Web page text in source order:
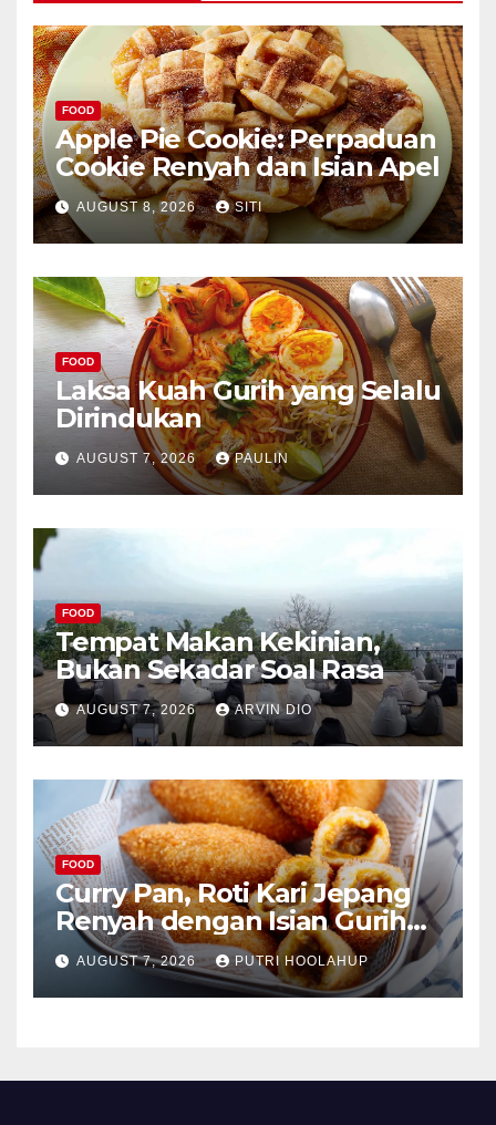
FOOD
Apple Pie Cookie: Perpaduan
Cookie Renyah dan Isian Apel
AUGUST 8, 2026 SITI
FOOD
Laksa Kuah Gurih yang Selalu
Dirindukan
AUGUST 7, 2026 PAULIN
FOOD
Tempat Makan Kekinian,
Bukan Sekadar Soal Rasa
AUGUST 7, 2026 ARVIN DIO
FOOD
Curry Pan, Roti Kari Jepang
Renyah dengan Isian Gurih
Menggoda
AUGUST 7, 2026 PUTRI HOOLAHUP